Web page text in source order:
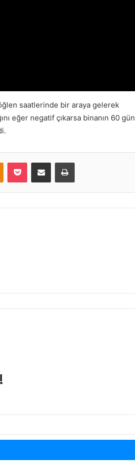
saatlerinde bir araya gelerek
eğer negatif çıkarsa binanın 60 gün
Odnoklassniki
Pocket E-Posta ile paylaş Yazdır